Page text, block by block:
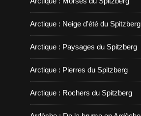
Arctique : Neige d'été du Spitzberg
Arctique : Paysages du Spitzberg
Arctique : Pierres du Spitzberg
Arctique : Rochers du Spitzberg